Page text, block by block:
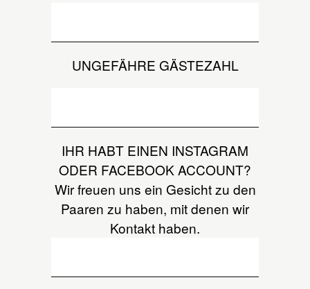
UNGEFÄHRE GÄSTEZAHL
IHR HABT EINEN INSTAGRAM
ODER FACEBOOK ACCOUNT?
Wir freuen uns ein Gesicht zu den
Paaren zu haben, mit denen wir
Kontakt haben.